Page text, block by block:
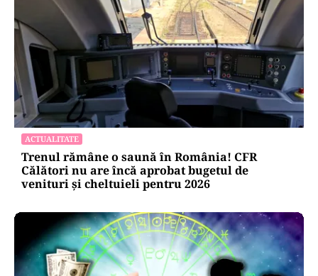
ACTUALITATE
Trenul rămâne o saună în România! CFR
Călători nu are încă aprobat bugetul de
venituri și cheltuieli pentru 2026